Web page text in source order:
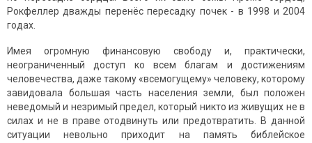
Рокфеллер дважды перенёс пересадку почек - в 1998 и 2004
годах.
Имея огромную финансовую свободу и, практически,
неограниченный доступ ко всем благам и достижениям
человечества, даже такому «всемогущему» человеку, которому
завидовала большая часть населения земли, был положен
неведомый и незримый предел, который никто из живущих не в
силах и не в праве отодвинуть или предотвратить. В данной
ситуации невольно приходит на память библейское